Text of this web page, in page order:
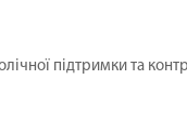
підтримки та